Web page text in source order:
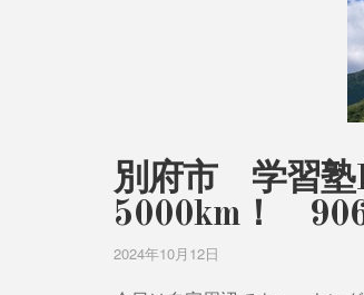
別府市 学習塾
5000km！
2024年10月12日